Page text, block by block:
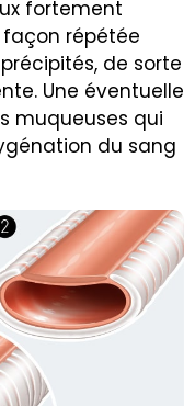
fortement
répétée
de sorte
Une éventuelle
muqueuses qui
du sang